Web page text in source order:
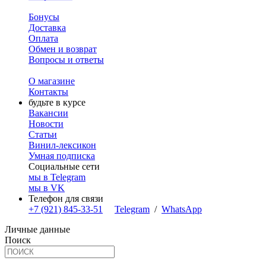
Бонусы
Доставка
Оплата
Обмен и возврат
Вопросы и ответы
О магазине
Контакты
будьте в курсе
Вакансии
Новости
Статьи
Винил-лексикон
Умная подписка
Социальные сети
мы в Telegram
мы в VK
Телефон для связи
+7 (921) 845-33-51
Telegram / WhatsApp
Личные данные
Поиск